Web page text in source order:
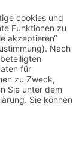
sie.*